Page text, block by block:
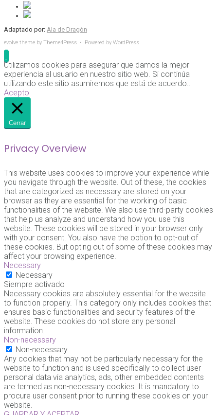
Adaptado por: Ala de Dragón
evolve theme by Theme4Press • Powered by WordPress
Utilizamos cookies para asegurar que damos la mejor
experiencia al usuario en nuestro sitio web. Si continúa
utilizando este sitio asumiremos que está de acuerdo..
Acepto
Cerrar
Privacy Overview
This website uses cookies to improve your experience while
you navigate through the website. Out of these, the cookies
that are categorized as necessary are stored on your
browser as they are essential for the working of basic
functionalities of the website. We also use third-party cookies
that help us analyze and understand how you use this
website. These cookies will be stored in your browser only
with your consent. You also have the option to opt-out of
these cookies. But opting out of some of these cookies may
affect your browsing experience.
Necessary
Necessary
Siempre activado
Necessary cookies are absolutely essential for the website
to function properly. This category only includes cookies that
ensures basic functionalities and security features of the
website. These cookies do not store any personal
information.
Non-necessary
Non-necessary
Any cookies that may not be particularly necessary for the
website to function and is used specifically to collect user
personal data via analytics, ads, other embedded contents
are termed as non-necessary cookies. It is mandatory to
procure user consent prior to running these cookies on your
website.